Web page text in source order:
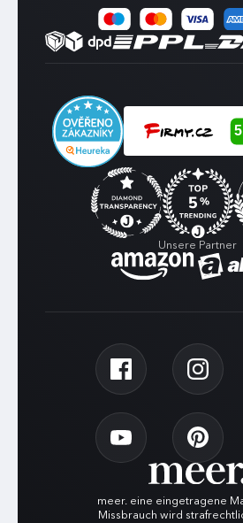
Unsere Partner
meer. eine eingetragene
Missbrauch wird